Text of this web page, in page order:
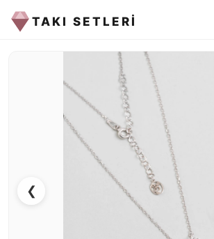
TAKI SETLERİ
❮